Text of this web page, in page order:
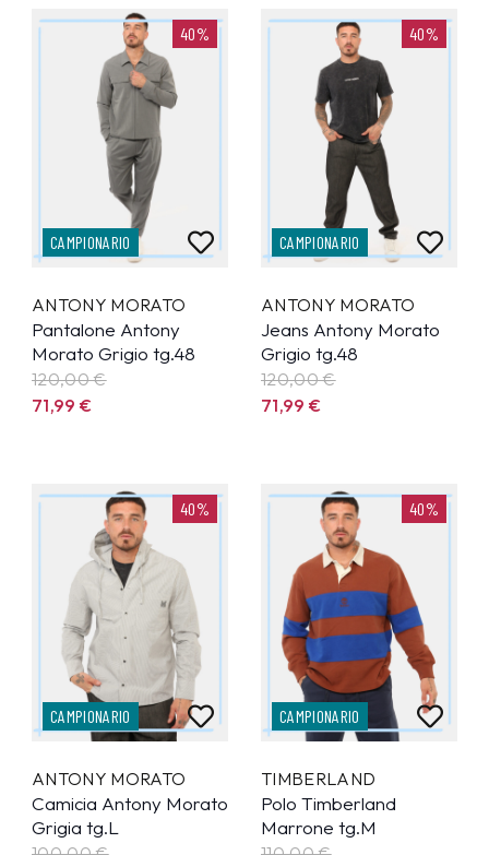
40%
CAMPIONARIO
ANTONY MORATO
Pantalone Antony
Morato Grigio tg.48
120,00 €
71,99€
40%
CAMPIONARIO
ANTONY MORATO
Jeans Antony Morato
Grigio tg.48
120,00 €
71,99€
40%
CAMPIONARIO
ANTONY MORATO
Camicia Antony Morato
Grigia tg.L
40%
CAMPIONARIO
TIMBERLAND
Polo Timberland
Marrone tg.M